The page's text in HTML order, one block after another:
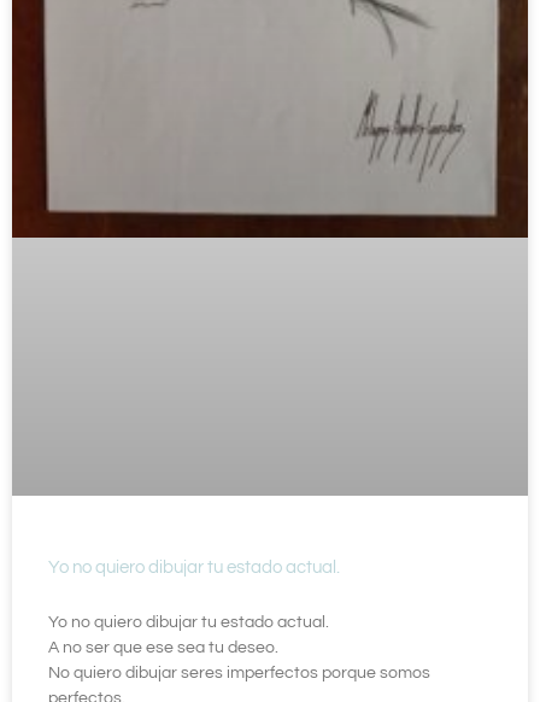
Yo no quiero dibujar tu estado actual.
Yo no quiero dibujar tu estado actual.
A no ser que ese sea tu deseo.
No quiero dibujar seres imperfectos porque somos
perfectos.